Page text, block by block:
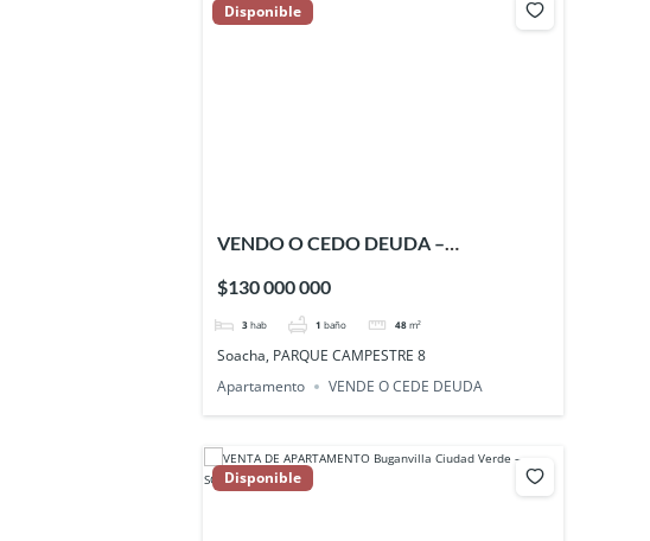
Disponible
VENDO O CEDO DEUDA –
CAMPESTRE 8 – SOACHA
$130 000 000
3 hab 1 baño 48 m²
Soacha, PARQUE CAMPESTRE 8
Apartamento
VENDE O CEDE DEUDA
Disponible